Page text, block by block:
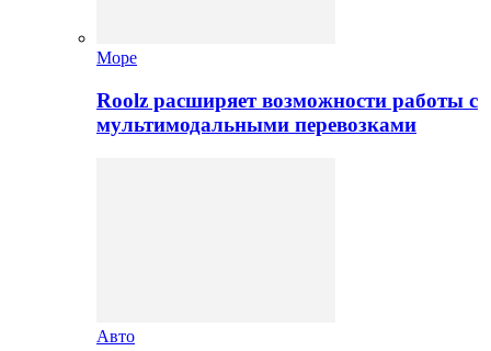
Море
Roolz расширяет возможности работы с
мультимодальными перевозками
Авто